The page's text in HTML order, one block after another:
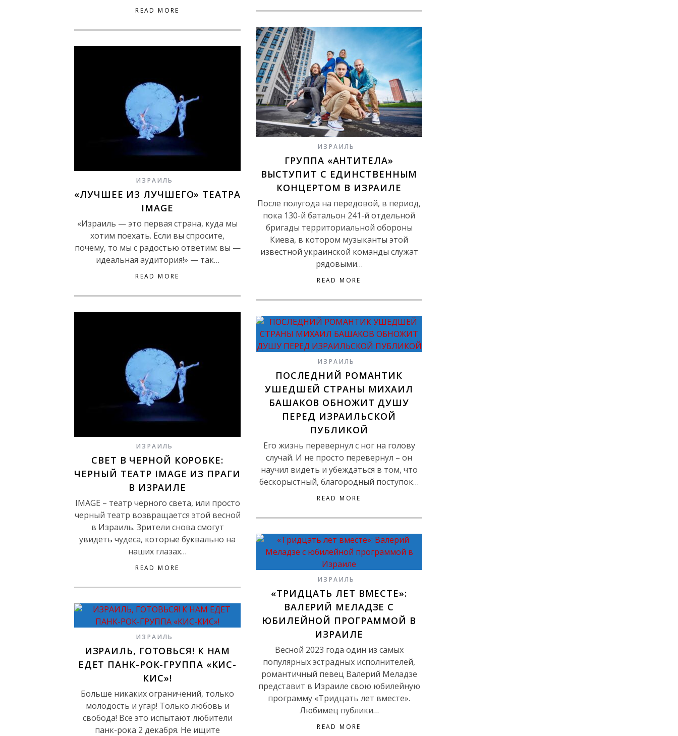
READ MORE
ИЗРАИЛЬ
ГРУППА «АНТИТЕЛА»
ВЫСТУПИТ С ЕДИНСТВЕННЫМ
КОНЦЕРТОМ В ИЗРАИЛЕ
После полугода на передовой, в период,
пока 130-й батальон 241-й отдельной
бригады территориальной обороны
Киева, в котором музыканты этой
известной украинской команды служат
рядовыми…
READ MORE
ИЗРАИЛЬ
«ЛУЧШЕЕ ИЗ ЛУЧШЕГО» ТЕАТРА
IMAGE
«Израиль — это первая страна, куда мы
хотим поехать. Если вы спросите,
почему, то мы с радостью ответим: вы —
идеальная аудитория!» — так…
READ MORE
ИЗРАИЛЬ
СВЕТ В ЧЕРНОЙ КОРОБКЕ:
ЧЕРНЫЙ ТЕАТР IMAGE ИЗ ПРАГИ
В ИЗРАИЛЕ
IMAGE – театр черного света, или просто
черный театр возвращается этой весной
в Израиль. Зрители снова смогут
увидеть чудеса, которые буквально на
наших глазах…
READ MORE
ИЗРАИЛЬ
ПОСЛЕДНИЙ РОМАНТИК
УШЕДШЕЙ СТРАНЫ МИХАИЛ
БАШАКОВ ОБНОЖИТ ДУШУ
ПЕРЕД ИЗРАИЛЬСКОЙ
ПУБЛИКОЙ
Его жизнь перевернул с ног на голову
случай. И не просто перевернул – он
научил видеть и убеждаться в том, что
бескорыстный, благородный поступок…
READ MORE
ИЗРАИЛЬ
«ТРИДЦАТЬ ЛЕТ ВМЕСТЕ»:
ВАЛЕРИЙ МЕЛАДЗЕ С
ЮБИЛЕЙНОЙ ПРОГРАММОЙ В
ИЗРАИЛЕ
Весной 2023 года один из самых
популярных эстрадных исполнителей,
романтичный певец Валерий Меладзе
представит в Израиле свою юбилейную
программу «Тридцать лет вместе».
Любимец публики…
READ MORE
ИЗРАИЛЬ
ИЗРАИЛЬ, ГОТОВЬСЯ! К НАМ
ЕДЕТ ПАНК-РОК-ГРУППА «КИС-
КИС»!
Больше никаких ограничений, только
молодость и угар! Только любовь и
свобода! Все это испытают любители
панк-рока 2 декабря. Не ищите